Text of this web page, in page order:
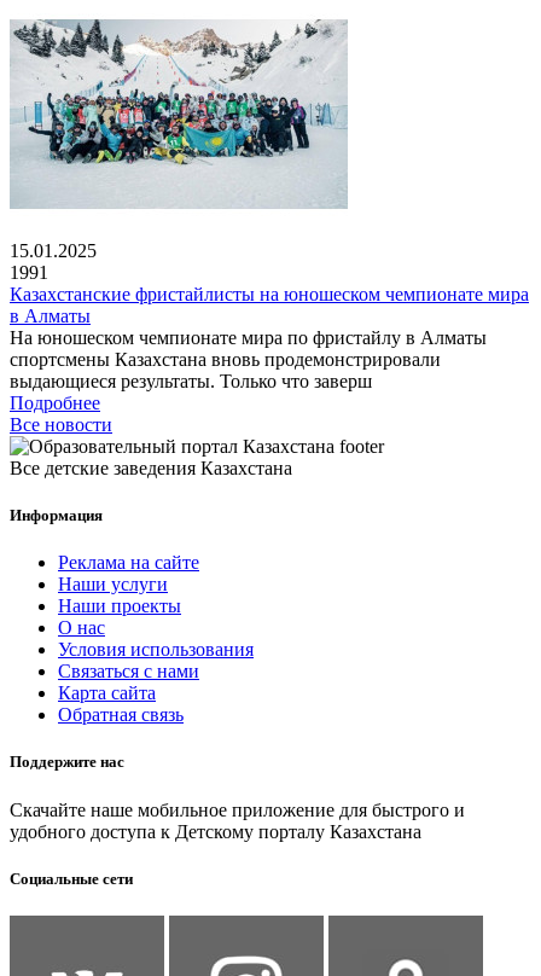
15.01.2025
1991
Казахстанские фристайлисты на юношеском чемпионате мира
в Алматы
На юношеском чемпионате мира по фристайлу в Алматы
спортсмены Казахстана вновь продемонстрировали
выдающиеся результаты. Только что заверш
Подробнее
Все новости
Все детские заведения Казахстана
Информация
Реклама на сайте
Наши услуги
Наши проекты
О нас
Условия использования
Связаться с нами
Карта сайта
Обратная связь
Поддержите нас
Скачайте наше мобильное приложение для быстрого и
удобного доступа к Детскому порталу Казахстана
Социальные сети